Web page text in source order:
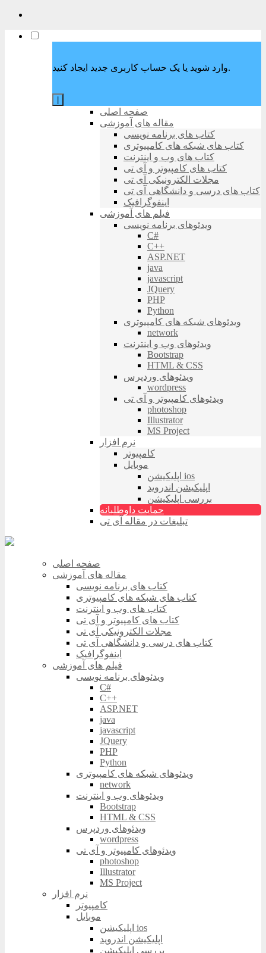
وارد شوید یا یک حساب کاربری جدید ایجاد کنید.
صفحه اصلی
مقاله های آموزشی
کتاب های برنامه نویسی
کتاب های شبکه های کامپیوتری
کتاب های وب و اینترنت
کتاب های کامپیوتر و آی تی
مجلات الکترونیکی آی تی
کتاب های درسی و دانشگاهی آی تی
اینفوگرافیک
فیلم های آموزشی
ویدئوهای برنامه نویسی
C#
C++
ASP.NET
java
javascript
JQuery
PHP
Python
ویدئوهای شبکه های کامپیوتری
network
ویدئوهای وب و اینترنت
Bootstrap
HTML & CSS
ویدئوهای وردپرس
wordpress
ویدئوهای کامپیوتر و آی تی
photoshop
Illustrator
MS Project
نرم افزار
کامپیوتر
موبایل
اپلیکیشن ios
اپلیکیشن اندروید
بررسی اپلیکیشن
حمایت داوطلبانه
تبلیغات در مقاله آی تی
صفحه اصلی
مقاله های آموزشی
کتاب های برنامه نویسی
کتاب های شبکه های کامپیوتری
کتاب های وب و اینترنت
کتاب های کامپیوتر و آی تی
مجلات الکترونیکی آی تی
کتاب های درسی و دانشگاهی آی تی
اینفوگرافیک
فیلم های آموزشی
ویدئوهای برنامه نویسی
C#
C++
ASP.NET
java
javascript
JQuery
PHP
Python
ویدئوهای شبکه های کامپیوتری
network
ویدئوهای وب و اینترنت
Bootstrap
HTML & CSS
ویدئوهای وردپرس
wordpress
ویدئوهای کامپیوتر و آی تی
photoshop
Illustrator
MS Project
نرم افزار
کامپیوتر
موبایل
اپلیکیشن ios
اپلیکیشن اندروید
بررسی اپلیکیشن